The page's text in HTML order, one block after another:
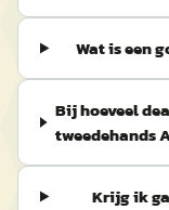
Wat is een
Bij hoeveel
tweedehands
Krijg ik